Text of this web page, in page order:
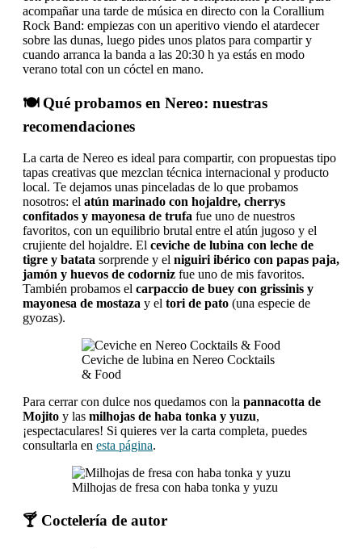
acompañar una tarde de música en directo con la Corallium
Rock Band: empiezas con un aperitivo viendo el atardecer
sobre las dunas, luego pides unos platos para compartir y
cuando arranca la banda a las 20:30 h ya estás en modo
verano total con un cóctel en mano.
🍽️ Qué probamos en Nereo: nuestras
recomendaciones
La carta de Nereo es ideal para compartir, con propuestas tipo
tapas creativas que mezclan técnica internacional y producto
local. Te dejamos unas pinceladas de lo que probamos
nosotros: el atún marinado con hojaldre, cherrys
confitados y mayonesa de trufa fue uno de nuestros
favoritos, con un equilibrio brutal entre el atún jugoso y el
crujiente del hojaldre. El ceviche de lubina con leche de
tigre y batata sorprende y el niguiri ibérico con papas paja,
jamón y huevos de codorniz fue uno de mis favoritos.
También probamos el carpaccio de buey con grissinis y
mayonesa de mostaza y el tori de pato (una especie de
gyozas).
Ceviche de lubina en Nereo Cocktails
& Food
Para cerrar con dulce nos quedamos con la pannacotta de
Mojito y las milhojas de haba tonka y yuzu,
¡espectaculares! Si quieres ver la carta completa, puedes
consultarla en esta página.
Milhojas de fresa con haba tonka y yuzu
🍸 Coctelería de autor